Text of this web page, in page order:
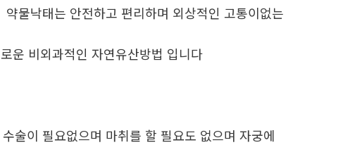
물낙태는 안전하고 편리하며 외상적인 고통이없는
운 비외과적인 자연유산방법 입니다
술이 필요없으며 마취를 할 필요도 없으며 자궁에